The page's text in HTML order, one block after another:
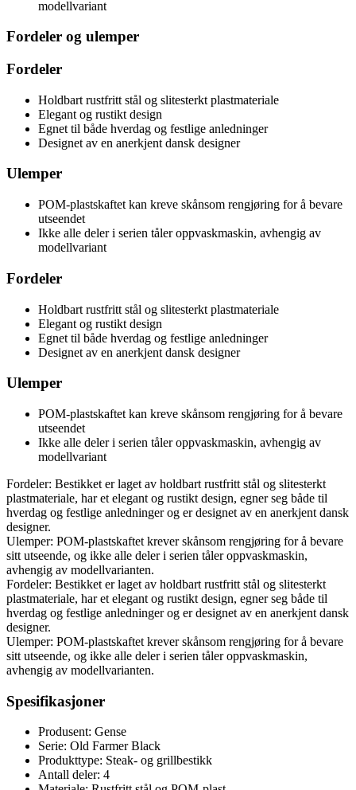
modellvariant
Fordeler og ulemper
Fordeler
Holdbart rustfritt stål og slitesterkt plastmateriale
Elegant og rustikt design
Egnet til både hverdag og festlige anledninger
Designet av en anerkjent dansk designer
Ulemper
POM-plastskaftet kan kreve skånsom rengjøring for å bevare
utseendet
Ikke alle deler i serien tåler oppvaskmaskin, avhengig av
modellvariant
Fordeler
Holdbart rustfritt stål og slitesterkt plastmateriale
Elegant og rustikt design
Egnet til både hverdag og festlige anledninger
Designet av en anerkjent dansk designer
Ulemper
POM-plastskaftet kan kreve skånsom rengjøring for å bevare
utseendet
Ikke alle deler i serien tåler oppvaskmaskin, avhengig av
modellvariant
Fordeler: Bestikket er laget av holdbart rustfritt stål og slitesterkt
plastmateriale, har et elegant og rustikt design, egner seg både til
hverdag og festlige anledninger og er designet av en anerkjent dansk
designer.
Ulemper: POM-plastskaftet krever skånsom rengjøring for å bevare
sitt utseende, og ikke alle deler i serien tåler oppvaskmaskin,
avhengig av modellvarianten.
Fordeler: Bestikket er laget av holdbart rustfritt stål og slitesterkt
plastmateriale, har et elegant og rustikt design, egner seg både til
hverdag og festlige anledninger og er designet av en anerkjent dansk
designer.
Ulemper: POM-plastskaftet krever skånsom rengjøring for å bevare
sitt utseende, og ikke alle deler i serien tåler oppvaskmaskin,
avhengig av modellvarianten.
Spesifikasjoner
Produsent: Gense
Serie: Old Farmer Black
Produkttype: Steak- og grillbestikk
Antall deler: 4